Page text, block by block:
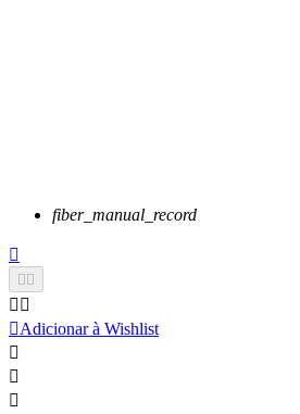
fiber_manual_record

 
 
Adicionar à Wishlist


